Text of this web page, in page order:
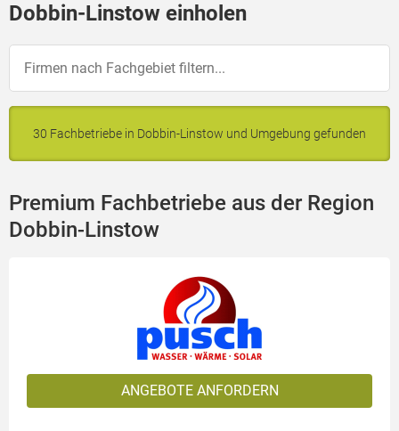
Dobbin-Linstow einholen
30 Fachbetriebe in Dobbin-Linstow und Umgebung gefunden
Premium Fachbetriebe aus der Region
Dobbin-Linstow
ANGEBOTE ANFORDERN